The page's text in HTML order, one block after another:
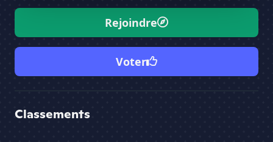
Rejoindre
Voter
Classements